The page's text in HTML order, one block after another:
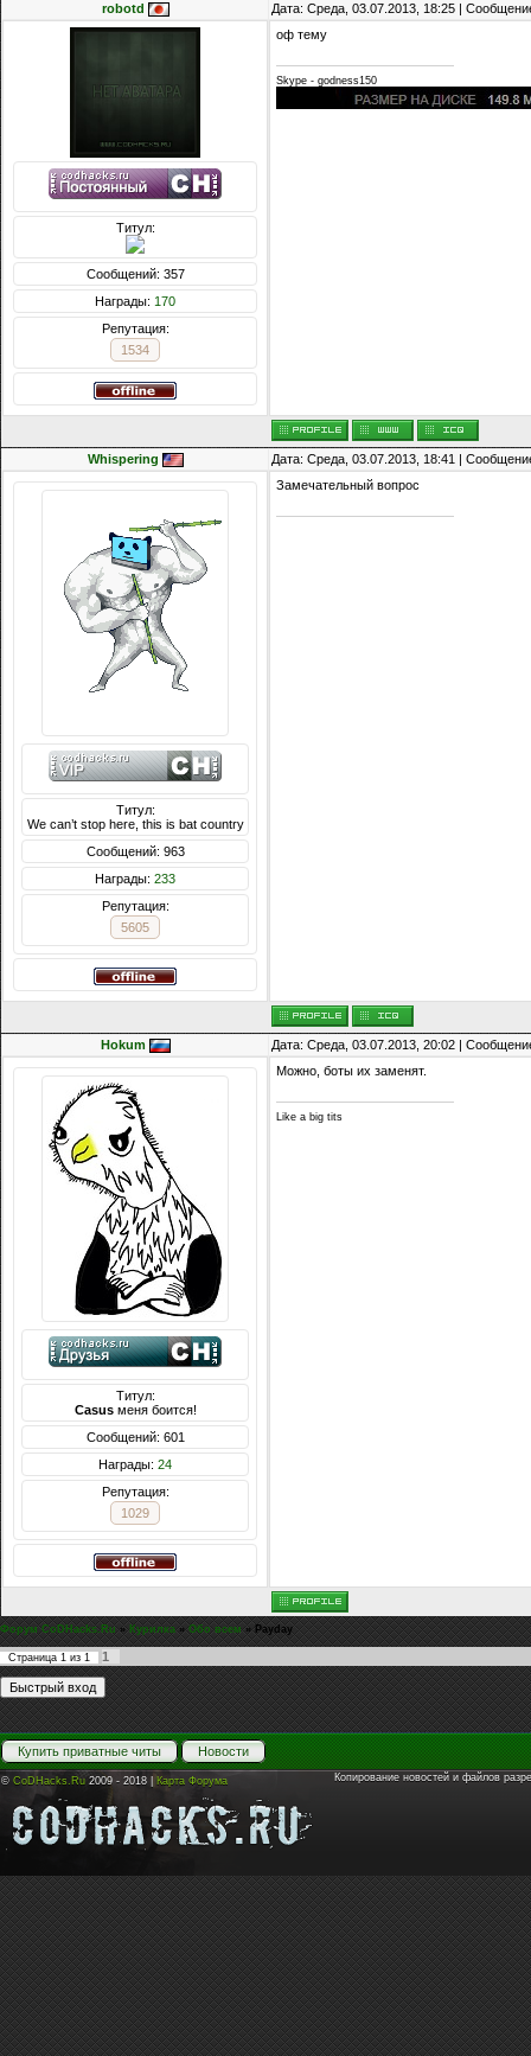
robotd Дата: Среда, 03.07.2013, 18:25 |
Титул:
Сообщений: 357
Награды: 170
Репутация:
1534
оф тему
Skype - godness150
Whispering Дата: Среда, 03.07.2013, 18:41 |
Титул:
We can’t stop here, this is bat country
Сообщений: 963
Награды: 233
Репутация:
5605
Замечательный вопрос
Hokum Дата: Среда, 03.07.2013, 20:02 |
Титул:
Casusменя боится!
Сообщений: 601
Награды: 24
Репутация:
1029
Можно, боты их заменят.
Like a big tits
Форум CoDHacks.Ru » Курилка » Обо всем » Payday
Страница 1 из 1 1
Купить приватные читы Новости
© CoDHacks.Ru 2009 - 2018 | Карта Форума Копирование новостей и файлов